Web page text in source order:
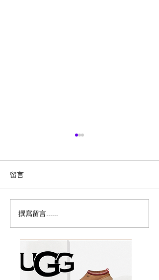
历史新低！Samsonite 新
秀丽 Winfield 2 全PC
20+28寸 黑色拉杆行李箱2
件套1.7折
留言
撰寫留言......